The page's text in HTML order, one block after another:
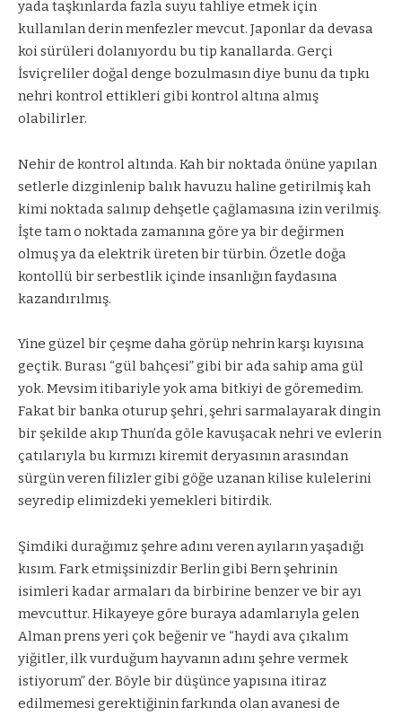
yada taşkınlarda fazla suyu tahliye etmek için
kullanılan derin menfezler mevcut. Japonlar da devasa
koi sürüleri dolanıyordu bu tip kanallarda. Gerçi
İsviçreliler doğal denge bozulmasın diye bunu da tıpkı
nehri kontrol ettikleri gibi kontrol altına almış
olabilirler.
Nehir de kontrol altında. Kah bir noktada önüne yapılan
setlerle dizginlenip balık havuzu haline getirilmiş kah
kimi noktada salınıp dehşetle çağlamasına izin verilmiş.
İşte tam o noktada zamanına göre ya bir değirmen
olmuş ya da elektrik üreten bir türbin. Özetle doğa
kontollü bir serbestlik içinde insanlığın faydasına
kazandırılmış.
Yine güzel bir çeşme daha görüp nehrin karşı kıyısına
geçtik. Burası “gül bahçesi” gibi bir ada sahip ama gül
yok. Mevsim itibariyle yok ama bitkiyi de göremedim.
Fakat bir banka oturup şehri, şehri sarmalayarak dingin
bir şekilde akıp Thun’da göle kavuşacak nehri ve evlerin
çatılarıyla bu kırmızı kiremit deryasının arasından
sürgün veren filizler gibi göğe uzanan kilise kulelerini
seyredip elimizdeki yemekleri bitirdik.
Şimdiki durağımız şehre adını veren ayıların yaşadığı
kısım. Fark etmişsinizdir Berlin gibi Bern şehrinin
isimleri kadar armaları da birbirine benzer ve bir ayı
mevcuttur. Hikayeye göre buraya adamlarıyla gelen
Alman prens yeri çok beğenir ve “haydi ava çıkalım
yiğitler, ilk vurduğum hayvanın adını şehre vermek
istiyorum” der. Böyle bir düşünce yapısına itiraz
edilmemesi gerektiğinin farkında olan avanesi de